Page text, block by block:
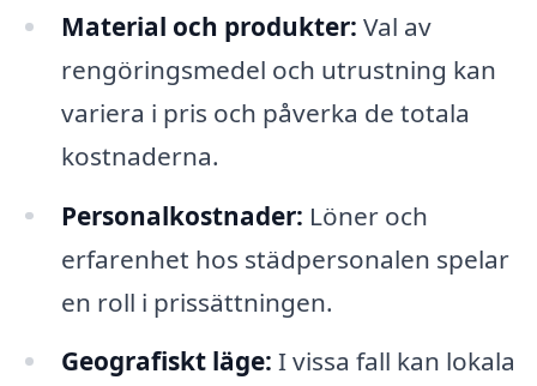
Material och produkter: Val av
rengöringsmedel och utrustning kan
variera i pris och påverka de totala
kostnaderna.
Personalkostnader: Löner och
erfarenhet hos städpersonalen spelar
en roll i prissättningen.
Geografiskt läge: I vissa fall kan lokala